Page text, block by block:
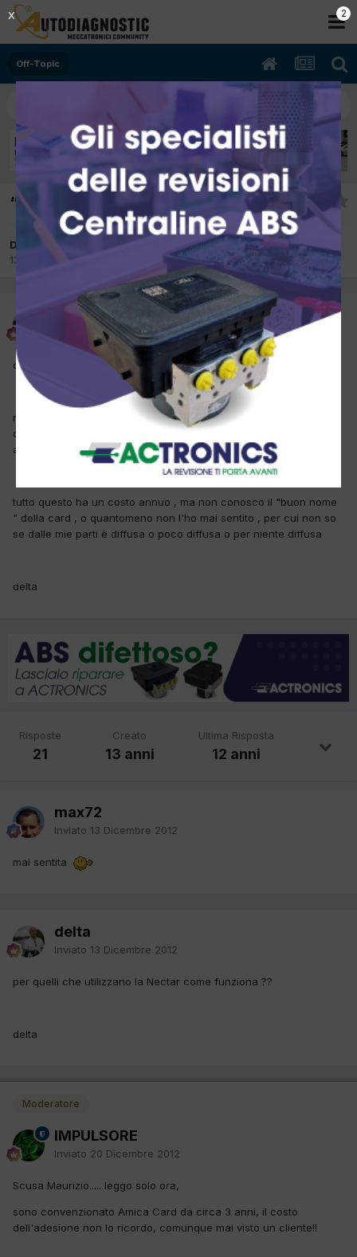
Off-Topic
“Amica Card”
Da delta
13 Dicembre 2012
delta
Inviato 13 Dicembre 2012
quanti di voi aderisce ad avere la convenzione “Amica Card” ??
mi hanno fatto la proposta di far parte a questo circuito di poter
offrire degli sconti per i clienti e nello stesso tempo cercare di
acquisire nuovi clienti
tutto questo ha un costo annuo , ma non conosco il "buon nome
" della card , o quantomeno non l'ho mai sentito , per cui non so
se dalle mie parti è diffusa o poco diffusa o per niente diffusa
delta
Risposte
21
Creato
13 anni
Ultima Risposta
12 anni
max72
Inviato 13 Dicembre 2012
mai sentita
delta
Inviato 13 Dicembre 2012
per quelli che utilizzano la Nectar come funziona ??
delta
Moderatore
IMPULSORE
Inviato 20 Dicembre 2012
Scusa Maurizio..... leggo solo ora,
sono convenzionato Amica Card da circa 3 anni, il costo
dell'adesione non lo ricordo, comunque mai visto un cliente!!
1
X